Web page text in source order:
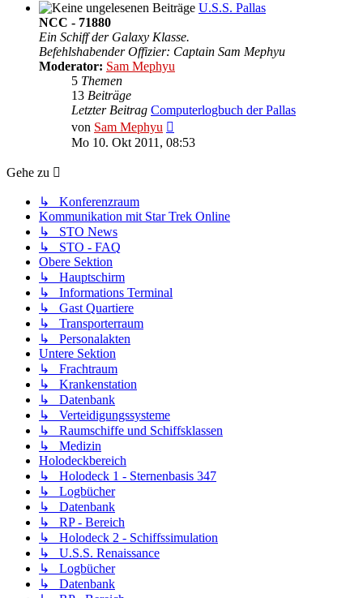
U.S.S. Pallas
NCC - 71880
Ein Schiff der Galaxy Klasse.
Befehlshabender Offizier: Captain Sam Mephyu
Moderator: Sam Mephyu
5 Themen
13 Beiträge
Letzter Beitrag Computerlogbuch der Pallas
von Sam Mephyu
Beitrag
Mo 10. Okt 2011, 08:53
Gehe zu
↳ Konferenzraum
Kommunikation mit Star Trek Online
↳ STO News
↳ STO - FAQ
Obere Sektion
↳ Hauptschirm
↳ Informations Terminal
↳ Gast Quartiere
↳ Transporterraum
↳ Personalakten
Untere Sektion
↳ Frachtraum
↳ Krankenstation
↳ Datenbank
↳ Verteidigungssysteme
↳ Raumschiffe und Schiffsklassen
↳ Medizin
Holodeckbereich
↳ Holodeck 1 - Sternenbasis 347
↳ Logbücher
↳ Datenbank
↳ RP - Bereich
↳ Holodeck 2 - Schiffssimulation
↳ U.S.S. Renaissance
↳ Logbücher
↳ Datenbank